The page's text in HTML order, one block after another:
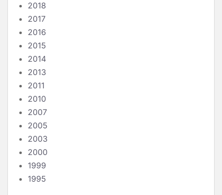
2018
2017
2016
2015
2014
2013
2011
2010
2007
2005
2003
2000
1999
1995